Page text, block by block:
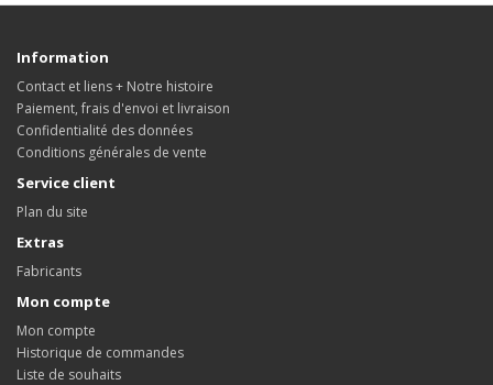
Information
Contact et liens + Notre histoire
Paiement, frais d'envoi et livraison
Confidentialité des données
Conditions générales de vente
Service client
Plan du site
Extras
Fabricants
Mon compte
Mon compte
Historique de commandes
Liste de souhaits